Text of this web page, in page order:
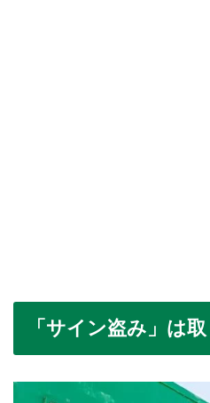
「サイン盗み」は